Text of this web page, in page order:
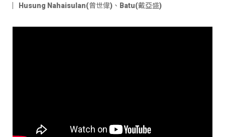
Husung Nahaisulan(曾世偉) 、 Batu(戴亞盛)